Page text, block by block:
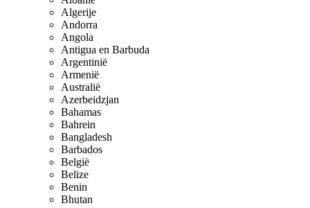
Algerije
Andorra
Angola
Antigua en Barbuda
Argentinië
Armenië
Australië
Azerbeidzjan
Bahamas
Bahrein
Bangladesh
Barbados
België
Belize
Benin
Bhutan